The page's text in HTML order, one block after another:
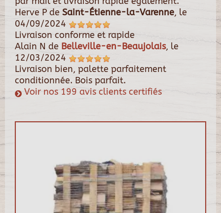
Herve P de Saint-Étienne-la-Varenne, le
04/09/2024
Livraison conforme et rapide
Alain N de Belleville-en-Beaujolais, le
12/03/2024
Livraison bien, palette parfaitement
conditionnée. Bois parfait.
Voir nos 199 avis clients certifiés